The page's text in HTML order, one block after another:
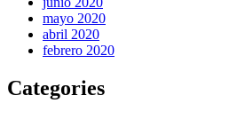
mayo 2020
abril 2020
febrero 2020
Categories